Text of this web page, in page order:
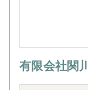
有限会社関